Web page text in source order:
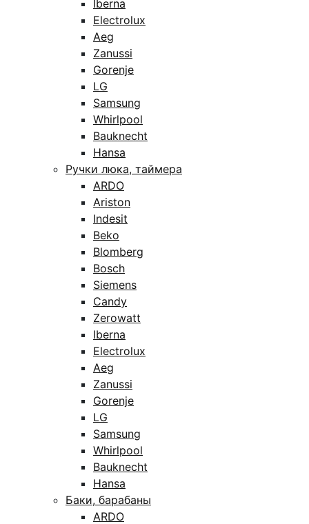
Iberna
Electrolux
Aeg
Zanussi
Gorenje
LG
Samsung
Whirlpool
Bauknecht
Hansa
Ручки люка, таймера
ARDO
Ariston
Indesit
Beko
Blomberg
Bosch
Siemens
Candy
Zerowatt
Iberna
Electrolux
Aeg
Zanussi
Gorenje
LG
Samsung
Whirlpool
Bauknecht
Hansa
Баки, барабаны
ARDO